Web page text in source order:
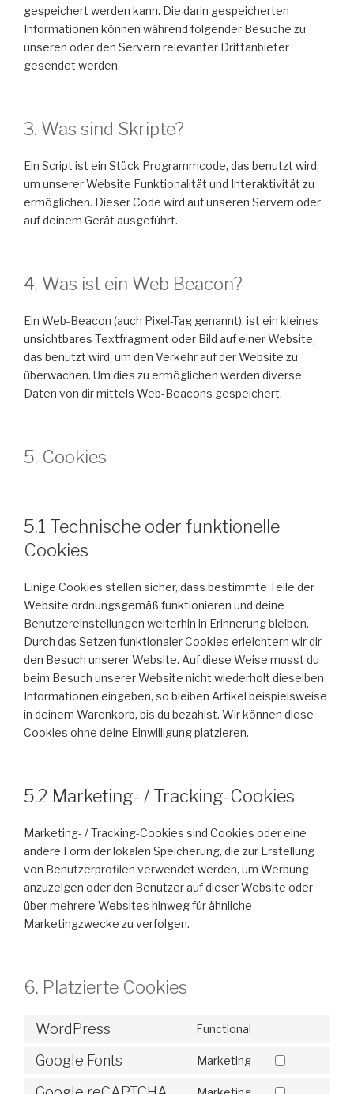
gespeichert werden kann. Die darin gespeicherten
Informationen können während folgender Besuche zu
unseren oder den Servern relevanter Drittanbieter
gesendet werden.
3. Was sind Skripte?
Ein Script ist ein Stück Programmcode, das benutzt wird,
um unserer Website Funktionalität und Interaktivität zu
ermöglichen. Dieser Code wird auf unseren Servern oder
auf deinem Gerät ausgeführt.
4. Was ist ein Web Beacon?
Ein Web-Beacon (auch Pixel-Tag genannt), ist ein kleines
unsichtbares Textfragment oder Bild auf einer Website,
das benutzt wird, um den Verkehr auf der Website zu
überwachen. Um dies zu ermöglichen werden diverse
Daten von dir mittels Web-Beacons gespeichert.
5. Cookies
5.1 Technische oder funktionelle
Cookies
Einige Cookies stellen sicher, dass bestimmte Teile der
Website ordnungsgemäß funktionieren und deine
Benutzereinstellungen weiterhin in Erinnerung bleiben.
Durch das Setzen funktionaler Cookies erleichtern wir dir
den Besuch unserer Website. Auf diese Weise musst du
beim Besuch unserer Website nicht wiederholt dieselben
Informationen eingeben, so bleiben Artikel beispielsweise
in deinem Warenkorb, bis du bezahlst. Wir können diese
Cookies ohne deine Einwilligung platzieren.
5.2 Marketing- / Tracking-Cookies
Marketing- / Tracking-Cookies sind Cookies oder eine
andere Form der lokalen Speicherung, die zur Erstellung
von Benutzerprofilen verwendet werden, um Werbung
anzuzeigen oder den Benutzer auf dieser Website oder
über mehrere Websites hinweg für ähnliche
Marketingzwecke zu verfolgen.
6. Platzierte Cookies
WordPress Functional
Google Fonts Marketing